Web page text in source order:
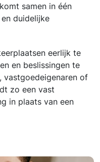
samen in één
duidelijke
eerlijk te
en beslissingen te
vastgoedeigenaren of
zo een vast
in plaats van een